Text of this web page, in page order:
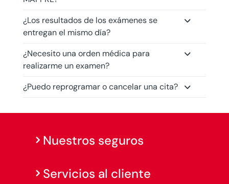
¿Los resultados de los exámenes se
entregan el mismo día?
¿Necesito una orden médica para
realizarme un examen?
¿Puedo reprogramar o cancelar una cita?
Nuestros seguros
Servicios al cliente